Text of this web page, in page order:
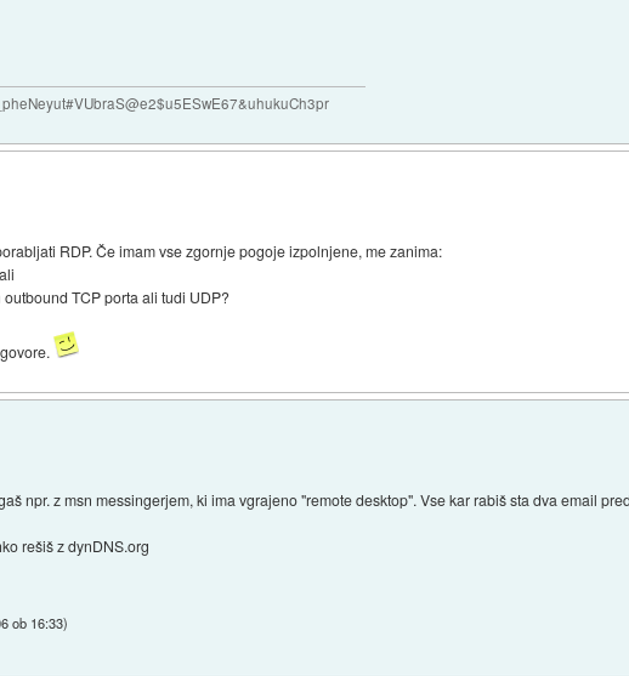
RDP. Če imam vse zgornje pogoje izpolnjene, me zanima:
TCP porta ali tudi UDP?
npr. z msn messingerjem, ki ima vgrajeno "remote desktop". Vse kar rabiš sta dva email
rešiš z dynDNS.org
ob 16:33)